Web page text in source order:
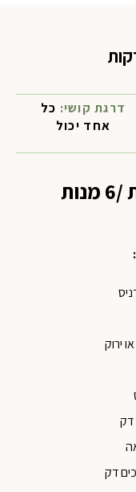
דרגת קושי: כל
אחד יכול
: